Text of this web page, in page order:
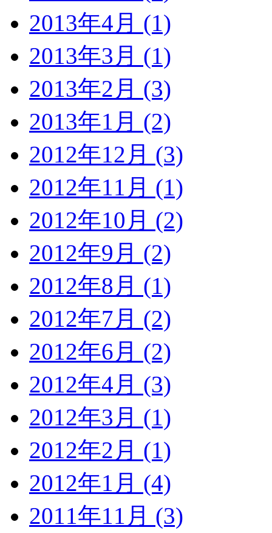
2013年4月 (1)
2013年3月 (1)
2013年2月 (3)
2013年1月 (2)
2012年12月 (3)
2012年11月 (1)
2012年10月 (2)
2012年9月 (2)
2012年8月 (1)
2012年7月 (2)
2012年6月 (2)
2012年4月 (3)
2012年3月 (1)
2012年2月 (1)
2012年1月 (4)
2011年11月 (3)